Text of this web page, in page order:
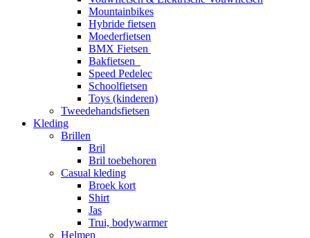
Mountainbikes
Hybride fietsen
Moederfietsen
BMX Fietsen
Bakfietsen
Speed Pedelec
Schoolfietsen
Toys (kinderen)
Tweedehandsfietsen
Kleding
Brillen
Bril
Bril toebehoren
Casual kleding
Broek kort
Shirt
Jas
Trui, bodywarmer
Helmen